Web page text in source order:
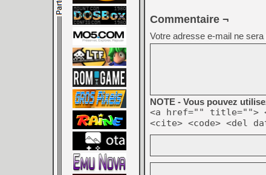
Commentaire ¬
Votre adresse e-mail ne sera
NOTE - Vous pouvez
<a href="" title="">
<cite> <code> <del